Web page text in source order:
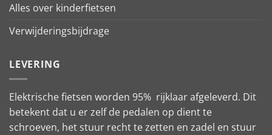
Alles over kinderfietsen
Verwijderingsbijdrage
LEVERING
Elektrische fietsen worden 95% rijklaar afgeleverd. Dit
betekent dat u er zelf de pedalen op dient te
schroeven, het stuur recht te zetten en zadel en stuur